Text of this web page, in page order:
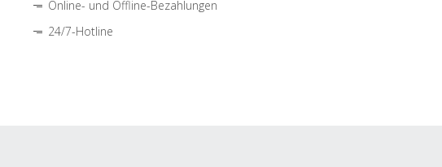
Online- und Offline-Bezahlungen
24/7-Hotline